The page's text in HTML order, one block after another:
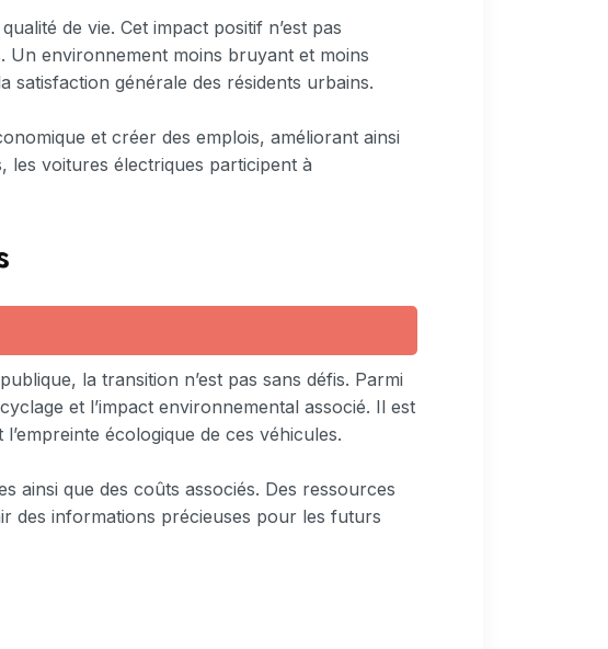
de vie. Cet impact positif n’est pas
Un environnement moins bruyant et moins
générale des résidents urbains.
et créer des emplois, améliorant ainsi
les voitures électriques participent à
la transition n’est pas sans défis. Parmi
et l’impact environnemental associé. Il est
écologique de ces véhicules.
ainsi que des coûts associés. Des ressources
des informations précieuses pour les futurs